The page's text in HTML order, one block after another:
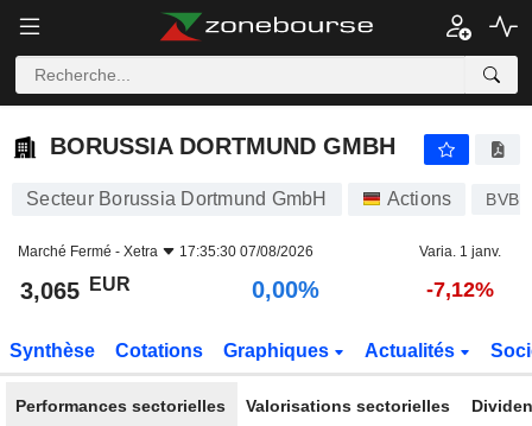
BORUSSIA DORTMUND GMBH
BORUSSIA DORTMUND GMBH
Secteur Borussia Dortmund GmbH Actions BVB
Marché Fermé - Xetra 17:35:30 07/08/2026 Varia. 1 janv.
3,065 EUR 0,00% -7,12%
Synthèse Cotations Graphiques Actualités
Performances sectorielles Valorisations sectorielles